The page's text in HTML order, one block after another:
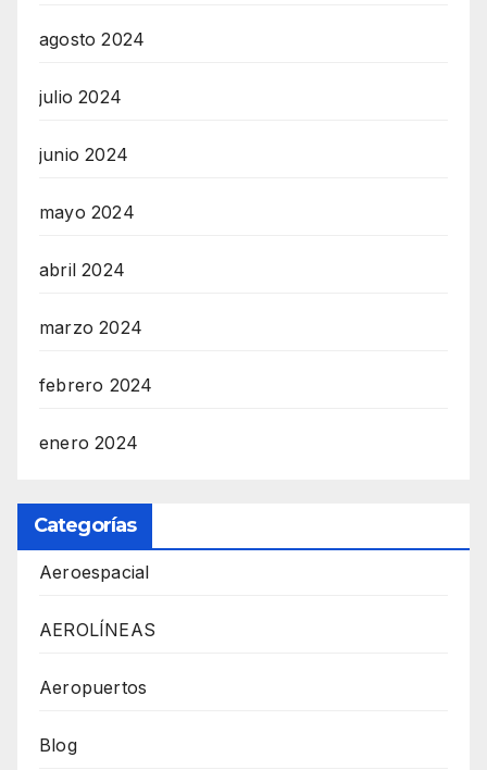
agosto 2024
julio 2024
junio 2024
mayo 2024
abril 2024
marzo 2024
febrero 2024
enero 2024
Categorías
Aeroespacial
AEROLÍNEAS
Aeropuertos
Blog